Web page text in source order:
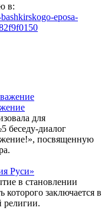
в:
eposa-
для
беседу-диалог
посвященную
Руси»
в становлении
которого заключается в
религии.